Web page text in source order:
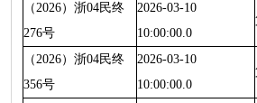
（2026）浙04民终
276号
2026-03-10
10:00:00.0
（2026）浙04民终
356号
2026-03-10
10:00:00.0